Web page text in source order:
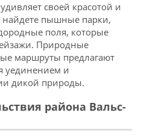
своей красотой и
найдете пышные парки,
поля, которые
Природные
маршруты предлагают
уединением и
дикой природы.
района Вальс-